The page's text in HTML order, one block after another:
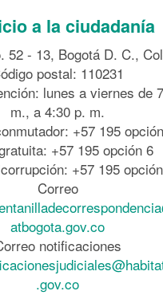
a la ciudadanía
52 - 13, Bogotá D. C.,
postal: 110231
lunes a viernes de
m., a 4:30 p. m.
+57 195
+57 195 opción 6
+57 195
Correo
atbogota.gov.co
notificaciones
.gov.co